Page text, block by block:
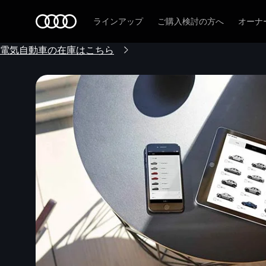
ラインアップ ご購入検討の方へ オーナ
電気自動車の在庫はこちら